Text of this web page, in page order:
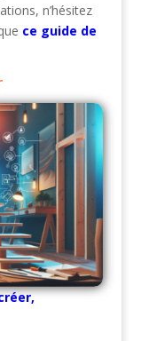
n’hésitez
ce guide de